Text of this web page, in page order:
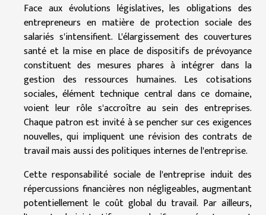
Face aux évolutions législatives, les obligations des
entrepreneurs en matière de protection sociale des
salariés s'intensifient. L'élargissement des couvertures
santé et la mise en place de dispositifs de prévoyance
constituent des mesures phares à intégrer dans la
gestion des ressources humaines. Les cotisations
sociales, élément technique central dans ce domaine,
voient leur rôle s'accroître au sein des entreprises.
Chaque patron est invité à se pencher sur ces exigences
nouvelles, qui impliquent une révision des contrats de
travail mais aussi des politiques internes de l'entreprise.
Cette responsabilité sociale de l'entreprise induit des
répercussions financières non négligeables, augmentant
potentiellement le coût global du travail. Par ailleurs,